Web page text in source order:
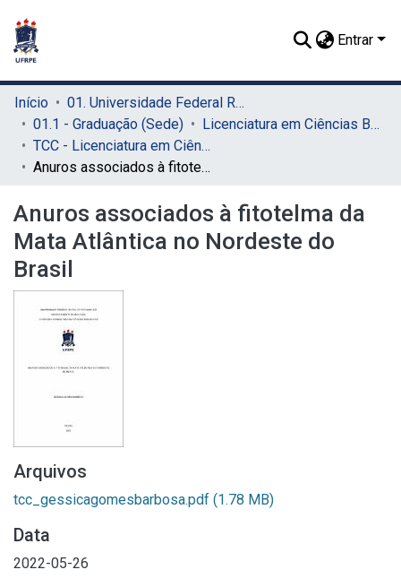
Entrar
Início
01. Universidade Federal Rural de Pernambuco - UFRPE (Sede)
01.1 - Graduação (Sede)
Licenciatura em Ciências Biológicas (Sede)
TCC - Licenciatura em Ciências Biológicas (Sede)
Anuros associados à fitotelma da Mata Atlântica no Nordeste do Brasil
Anuros associados à fitotelma da
Mata Atlântica no Nordeste do
Brasil
Arquivos
tcc_gessicagomesbarbosa.pdf (1.78 MB)
Data
2022-05-26